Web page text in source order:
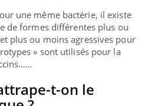
une même bactérie, il existe
de formes différentes plus ou
plus ou moins agressives pour
» sont utilisés pour la
t-on le